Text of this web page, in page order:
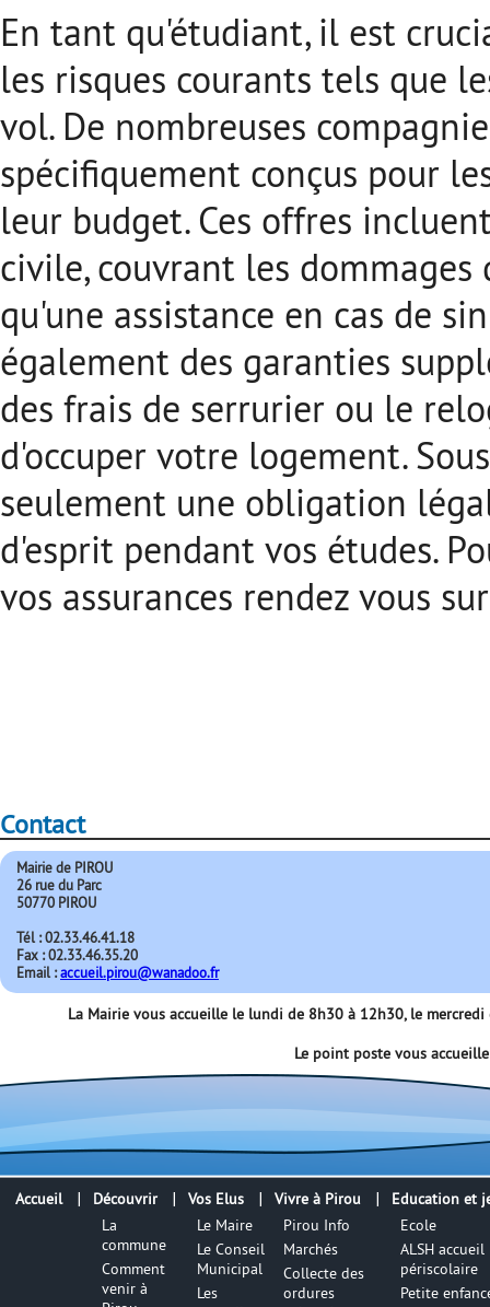
En tant qu'étudiant, il est
les risques courants tels que
vol. De nombreuses
spécifiquement conçus pour
leur budget. Ces offres
civile, couvrant les
qu'une assistance en cas de
également des garanties
des frais de serrurier ou le
d'occuper votre logement.
seulement une obligation
d'esprit pendant vos études.
vos assurances rendez vous
Contact
Mairie de PIROU
26 rue du Parc
50770 PIROU
Tél : 02.33.46.41.18
Fax : 02.33.46.35.20
Email :accueil.pirou@wanadoo.fr
La Mairie vous accueille le lundi de 8h30 à 12h30, le
Le point poste vous
Accueil
Découvrir
La
commune
Comment
venir à
Vos Elus
Le Maire
Le Conseil
Municipal
Les
Vivre à Pirou
Pirou Info
Marchés
Collecte des
ordures
Education et
Ecole
ALSH accueil
périscolaire
Petite